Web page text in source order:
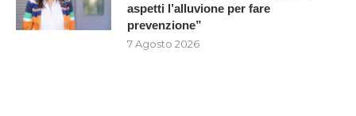
aspetti l’alluvione per fare
prevenzione”
7 Agosto 2026